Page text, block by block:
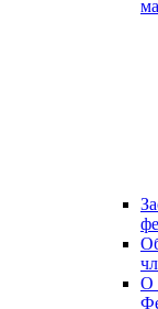
О